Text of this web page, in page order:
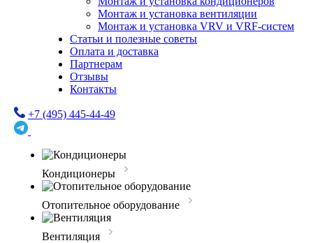
Монтаж и установка вентиляции
Монтаж и установка VRV и VRF-систем
Статьи и полезные советы
Оплата и доставка
Партнерам
Отзывы
Контакты
+7 (495) 445-44-49
Кондиционеры
Отопительное оборудование
Вентиляция